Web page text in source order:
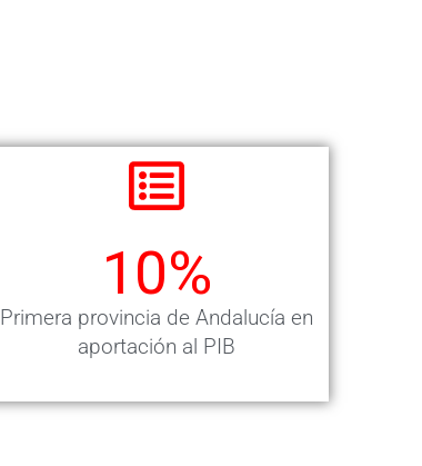
Primera provincia de Andalucía en
aportación al PIB
10%